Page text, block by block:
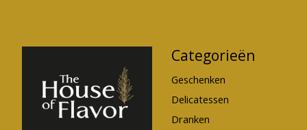
Categorieën
Geschenken
Delicatessen
Dranken